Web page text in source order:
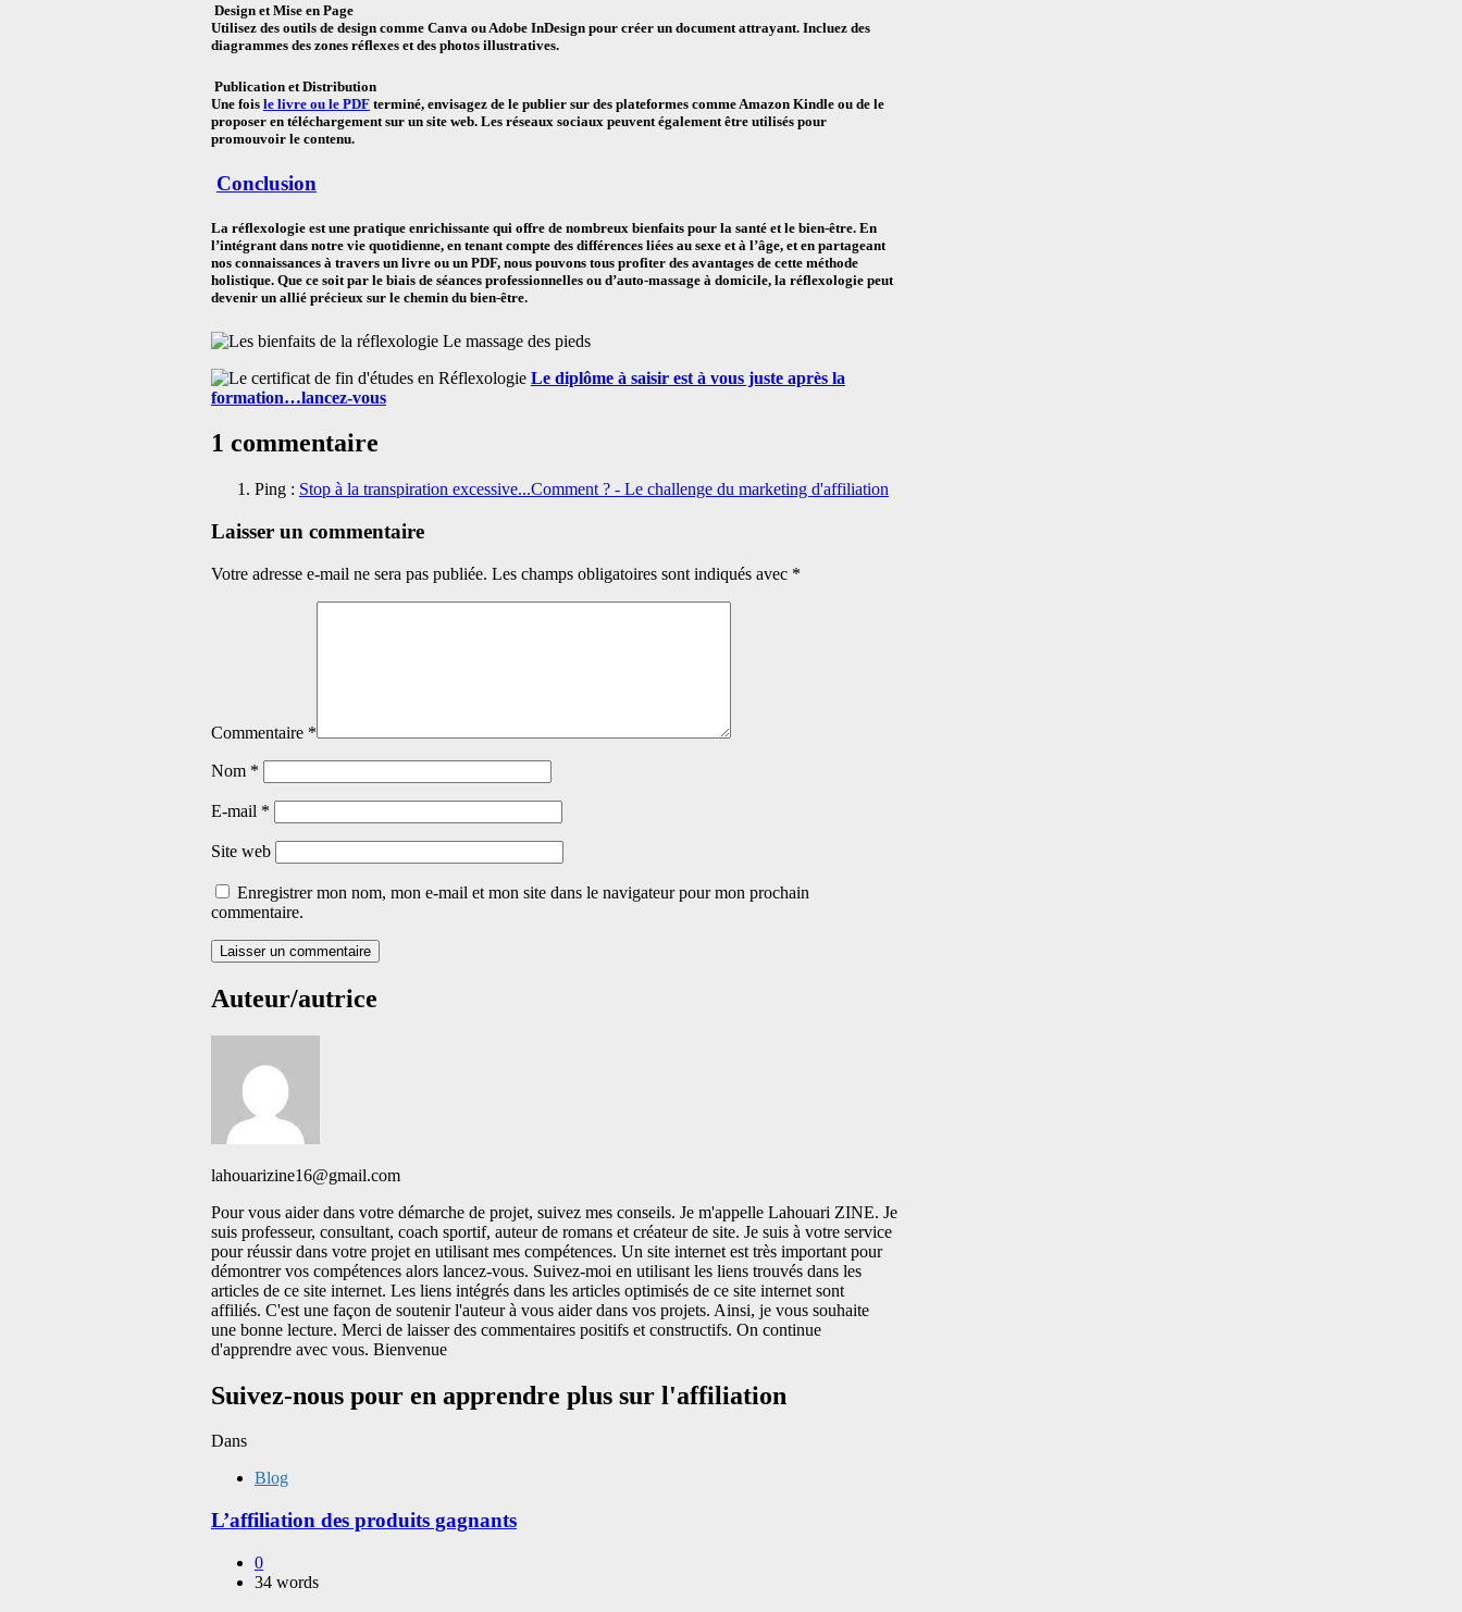
Design et Mise en Page
Utilisez des outils de design comme Canva ou Adobe InDesign pour créer un document attrayant. Incluez des
diagrammes des zones réflexes et des photos illustratives.
Publication et Distribution
Une fois le livre ou le PDFterminé, envisagez de le publier sur des plateformes comme Amazon Kindle ou de le
proposer en téléchargement sur un site web. Les réseaux sociaux peuvent également être utilisés pour
promouvoir le contenu.
Conclusion
La réflexologie est une pratique enrichissante qui offre de nombreux bienfaits pour la santé et le bien-être. En
l’intégrant dans notre vie quotidienne, en tenant compte des différences liées au sexe et à l’âge, et en partageant
nos connaissances à travers un livre ou un PDF, nous pouvons tous profiter des avantages de cette méthode
holistique. Que ce soit par le biais de séances professionnelles ou d’auto-massage à domicile, la réflexologie peut
devenir un allié précieux sur le chemin du bien-être.
Le massage des pieds
Le diplôme à saisir est à vous juste après la
formation…lancez-vous
1 commentaire
Ping : Stop à la transpiration excessive...Comment ? - Le challenge du marketing d'affiliation
Laisser un commentaire
Votre adresse e-mail ne sera pas publiée. Les champs obligatoires sont indiqués avec *
Commentaire *
Nom *
E-mail *
Site web
Enregistrer mon nom, mon e-mail et mon site dans le navigateur pour mon prochain
commentaire.
Auteur/autrice
lahouarizine16@gmail.com
Pour vous aider dans votre démarche de projet, suivez mes conseils. Je m'appelle Lahouari ZINE. Je
suis professeur, consultant, coach sportif, auteur de romans et créateur de site. Je suis à votre service
pour réussir dans votre projet en utilisant mes compétences. Un site internet est très important pour
démontrer vos compétences alors lancez-vous. Suivez-moi en utilisant les liens trouvés dans les
articles de ce site internet. Les liens intégrés dans les articles optimisés de ce site internet sont
affiliés. C'est une façon de soutenir l'auteur à vous aider dans vos projets. Ainsi, je vous souhaite
une bonne lecture. Merci de laisser des commentaires positifs et constructifs. On continue
d'apprendre avec vous. Bienvenue
Suivez-nous pour en apprendre plus sur l'affiliation
Dans
Blog
L’affiliation des produits gagnants
0
34 words